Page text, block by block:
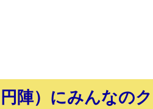
陣）にみんなの